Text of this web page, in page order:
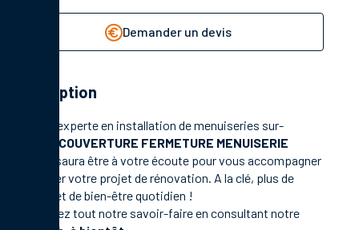
Demander un devis
Description
Société experte en installation de menuiseries sur-
COUVERTURE FERMETURE MENUISERIE
saura être à votre écoute pour vous accompagner
et réaliser votre projet de rénovation. A la clé, plus de
confort et de bien-être quotidien !
Découvrez tout notre savoir-faire en consultant notre